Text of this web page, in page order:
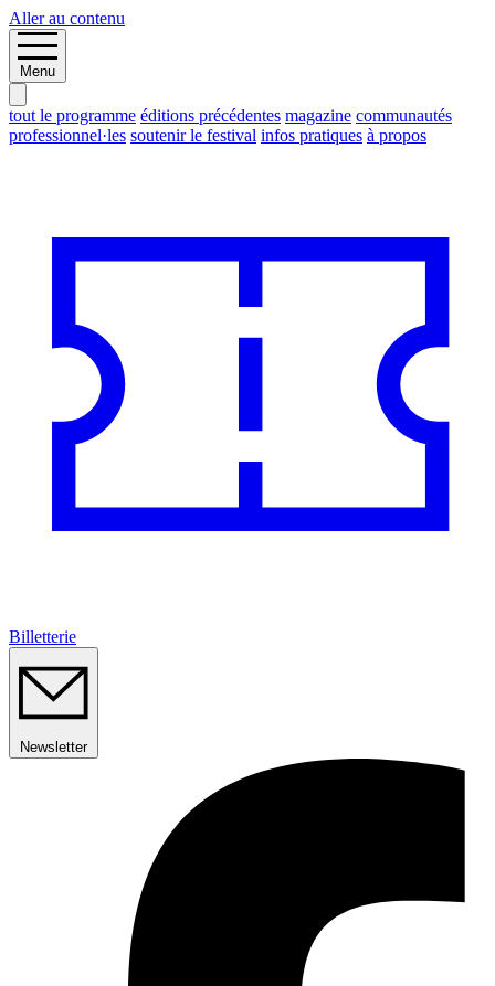
Aller au contenu
Menu
tout le programme éditions précédentes magazine communautés
professionnel·les soutenir le festival infos pratiques à propos
Billetterie
Newsletter